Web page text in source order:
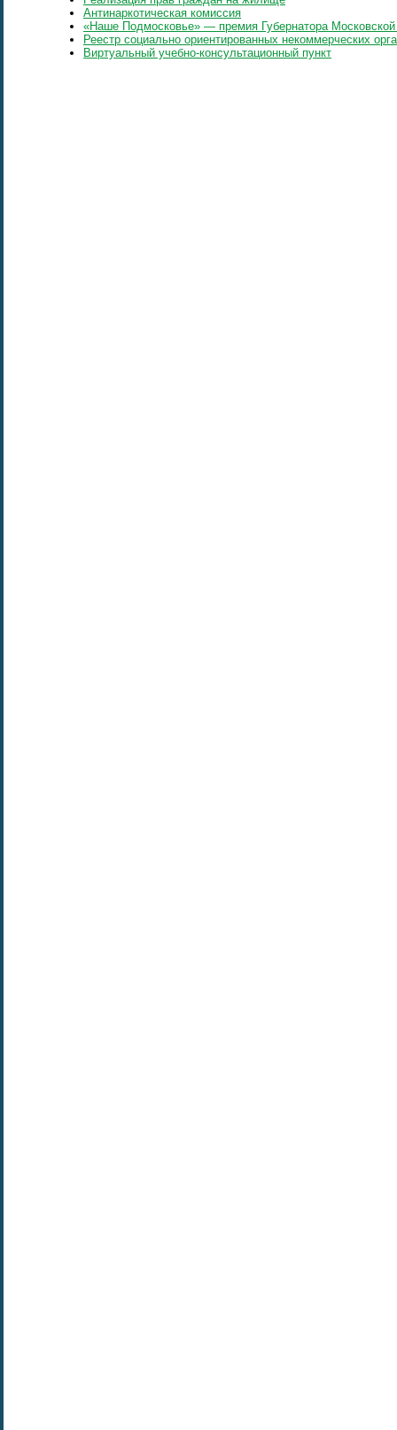
Антинаркотическая комиссия
«Наше Подмосковье» — премия Губернатора Московской
Реестр социально ориентированных некоммерческих
Виртуальный учебно-консультационный пункт